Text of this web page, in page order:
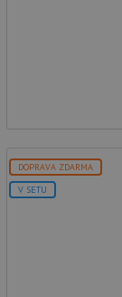
DOPRAVA ZDARMA
V SETU